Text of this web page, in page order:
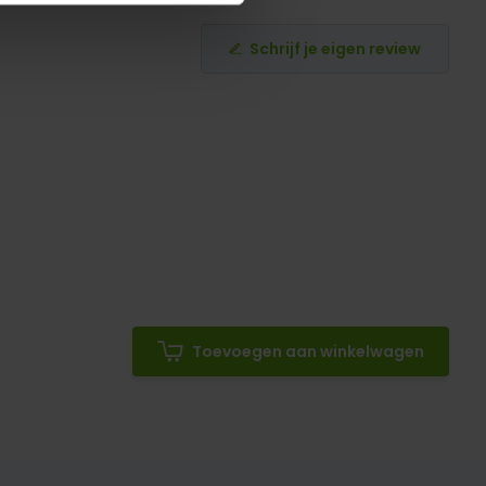
Schrijf je eigen review
Toevoegen aan winkelwagen